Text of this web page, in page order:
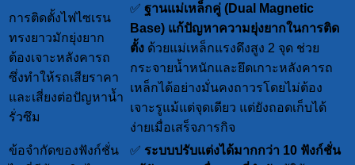
การติดตั้งไฟไซเรน
ทรงยาวมักยุ่งยาก
ต้องเจาะหลังคารถ
ซึ่งทำให้รถเสียราคา
และเสี่ยงต่อปัญหาน้ำ
รั่วซึม
✅ ฐานแม่เหล็กคู่ (Dual Magnetic
Base) แก้ปัญหาความยุ่งยากในการติด
ตั้ง ด้วยแม่เหล็กแรงดึงสูง 2 จุด ช่วย
กระจายน้ำหนักและยึดเกาะหลังคารถ
เหล็กได้อย่างมั่นคงถาวรโดยไม่ต้อง
เจาะรูแม้แต่จุดเดียว แต่ยังถอดเก็บได้
ง่ายเมื่อเสร็จภารกิจ
ข้อจำกัดของฟังก์ชั่น
✅ ระบบปรับแต่งได้มากกว่า 10 ฟังก์ชั่น